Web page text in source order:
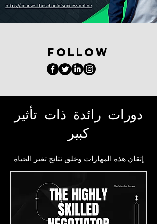
FOLLOW
دورات رائدة ذات تأثير
كبير
إتقان هذه المهارات وخلق نتائج تغير الحياة